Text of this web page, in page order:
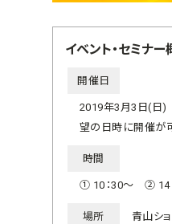
イベント・セミナー
開催日
2019年3月3日(日
望の日時に開催が
時間
① 10：30～ ② 14
場所 青山シ